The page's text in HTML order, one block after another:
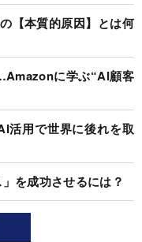
【本質的原因】とは何
に学ぶ“AI顧客
活用で世界に後れを取
を成功させるには？